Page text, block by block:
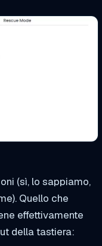
(sì, lo sappiamo,
Quello che
effettivamente
della tastiera: